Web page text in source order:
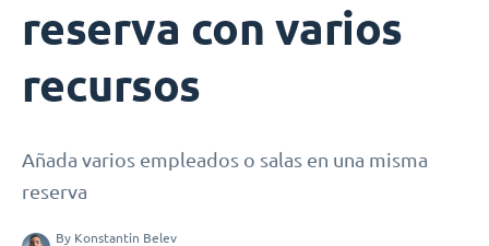
reserva con varios
recursos
Añada varios empleados o salas en una misma
reserva
By Konstantin Belev